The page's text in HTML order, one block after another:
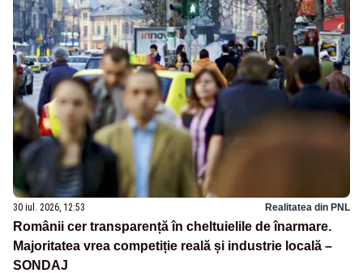
30 iul. 2026, 12:53 Realitatea din PNL
Românii cer transparență în cheltuielile de înarmare.
Majoritatea vrea competiție reală și industrie locală –
SONDAJ